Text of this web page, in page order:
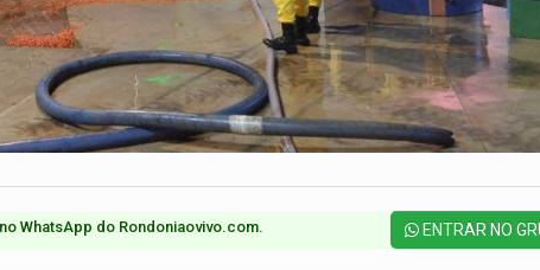
WhatsApp do Rondoniaovivo.com.​ ENTRAR NO